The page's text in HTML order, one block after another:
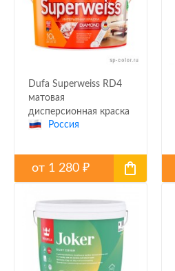
Dufa Superweiss RD4
матовая
дисперсионная краска
Россия
от 1 280 ₽